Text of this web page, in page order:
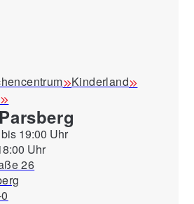
Kinderland
19:00 Uhr
Uhr
26